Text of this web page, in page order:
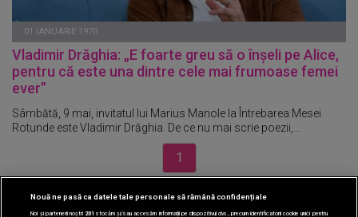
01 IANUARIE 1970
Vladimir Drăghia: „E foarte greu să o înșeli pe Alice,
pentru că este una dintre cele mai frumoase femei
ever”
Sâmbătă, 9 mai, invitatul lui Marius Manole la Întrebarea Mesei
Rotunde este Vladimir Drăghia. De ce nu mai scrie poezii,...
1
CINEMA
Nouă ne pasă ca datele tale personale să rămână confidențiale
Noi și partenerii noștri 201 stocăm și/sau accesăm informații pe dispozitivul dvs., precum identificatorii cookie unici pentru